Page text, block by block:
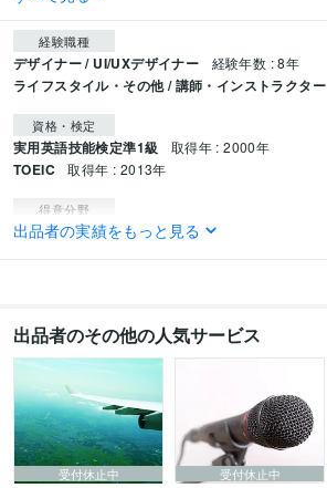
経験職種
デザイナー / UI/UXデザイナー 経験年数 : 8年
ライフスタイル・その他 / 講師・インストラクター
資格・検定
実用英語技能検定準1級 取得年 : 2000年
TOEIC 取得年 : 2013年
得意分野
ライティング・翻訳 英和・和英翻訳
出品者の実績をもっと見る
出品者のその他の人気サービス
受付休止中
受付休止中